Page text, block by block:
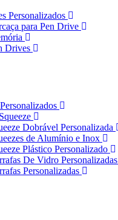
Personalizados
para Pen Drive
Drives
Dobrável Personalizada
de Alumínio e Inox
Plástico Personalizado
De Vidro Personalizadas
Personalizadas